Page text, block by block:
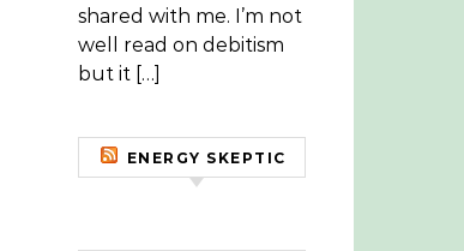
shared with me. I’m not
well read on debitism
but it […]
ENERGY SKEPTIC